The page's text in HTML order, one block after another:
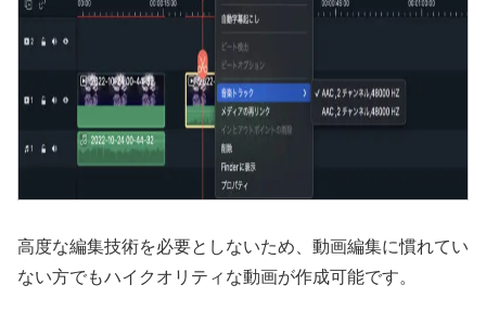
高度な編集技術を必要としないため、動画編集に慣れてい
ない方でもハイクオリティな動画が作成可能です。